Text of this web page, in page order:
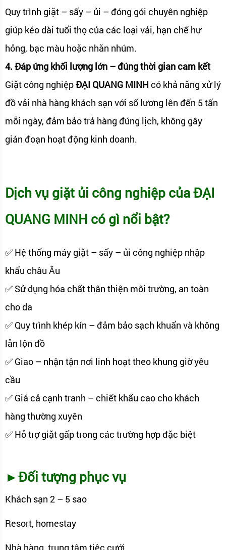
Quy trình giặt – sấy – ủi – đóng gói chuyên nghiệp
giúp kéo dài tuổi thọ của các loại vải, hạn chế hư
hỏng, bạc màu hoặc nhăn nhúm.
4. Đáp ứng khối lượng lớn – đúng thời gian cam kết
Giặt công nghiệpĐẠI QUANG MINH có khả năng xử lý
đồ vải nhà hàng khách sạn với số lương lên đến 5 tấn
mỗi ngày, đảm bảo trả hàng đúng lịch, không gây
gián đoạn hoạt động kinh doanh.
Dịch vụ giặt ủi công nghiệp của ĐẠI
QUANG MINH có gì nổi bật?
✅ Hệ thống máy giặt – sấy – ủi công nghiệp nhập
khẩu châu Âu
✅ Sử dụng hóa chất thân thiện môi trường, an toàn
cho da
✅ Quy trình khép kín – đảm bảo sạch khuẩn và không
lẫn lộn đồ
✅ Giao – nhận tận nơi linh hoạt theo khung giờ yêu
cầu
✅ Giá cả cạnh tranh – chiết khấu cao cho khách
hàng thường xuyên
✅ Hỗ trợ giặt gấp trong các trường hợp đặc biệt
►Đối tượng phục vụ
Khách sạn 2 – 5 sao
Resort, homestay
Nhà hàng, trung tâm tiệc cưới